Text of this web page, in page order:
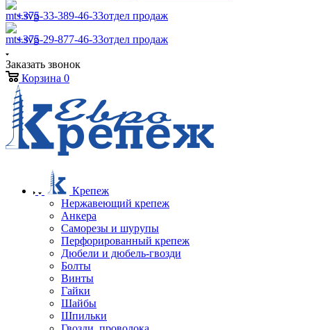
+375-33-389-46-33отдел продаж
+375-29-877-46-33отдел продаж
Заказать звонок
Корзина 0
Крепеж
Нержавеющий крепеж
Анкера
Саморезы и шурупы
Перфорированный крепеж
Дюбели и дюбель-гвозди
Болты
Винты
Гайки
Шайбы
Шпильки